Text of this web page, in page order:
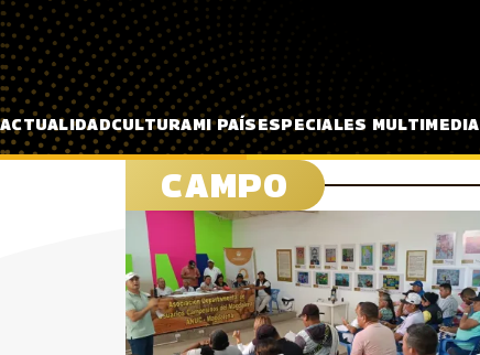
Pasar al contenido principal
ACTUALIDADCULTURAMI PAÍSESPECIALES MULTIMEDIA
CAMPO